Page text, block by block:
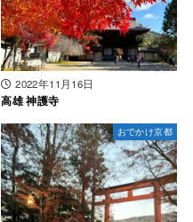
2022年11月16日
高雄 神護寺
おでかけ京都